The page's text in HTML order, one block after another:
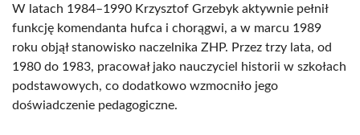
W latach 1984–1990 Krzysztof Grzebyk aktywnie pełnił
funkcję komendanta hufca i chorągwi, a w marcu 1989
roku objął stanowisko naczelnika ZHP. Przez trzy lata, od
1980 do 1983, pracował jako nauczyciel historii w szkołach
podstawowych, co dodatkowo wzmocniło jego
doświadczenie pedagogiczne.